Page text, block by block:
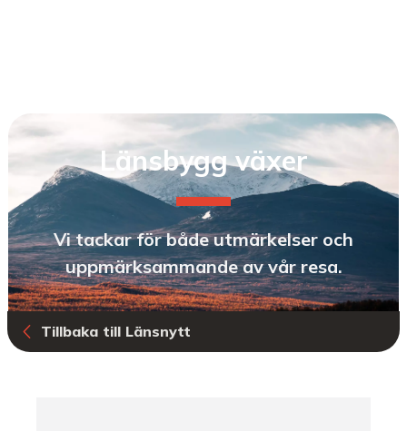
Länsbygg växer
Vi tackar för både utmärkelser och
uppmärksammande av vår resa.
Tillbaka till Länsnytt